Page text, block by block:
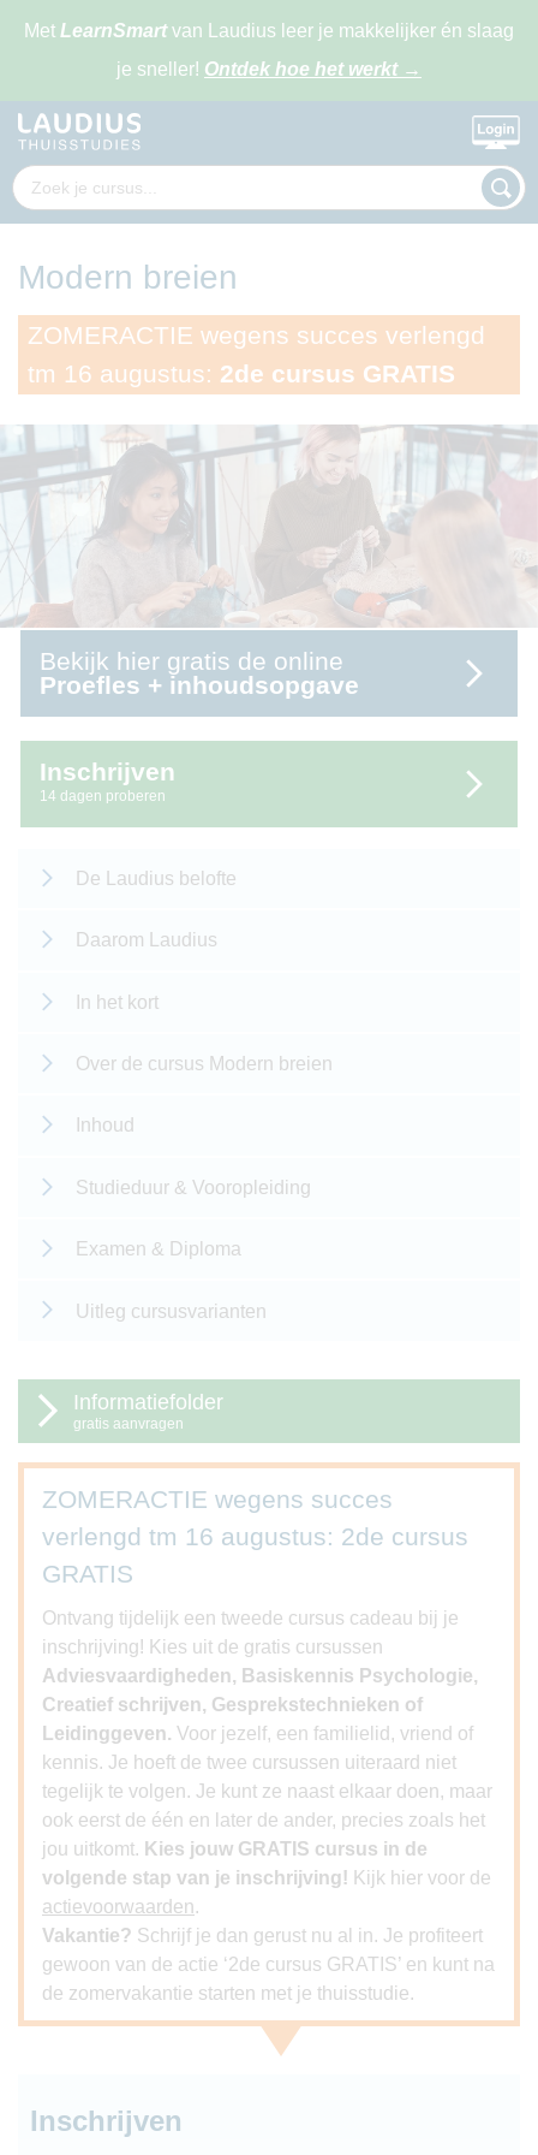
Met LearnSmartvan Laudius leer je makkelijker én slaag
je sneller! Ontdek hoe het werkt →
Modern breien
ZOMERACTIE wegens succes verlengd
tm 16 augustus: 2de cursus GRATIS
Bekijk hier gratis de online
Proefles + inhoudsopgave
Inschrijven
14 dagen proberen
De Laudius belofte
Daarom Laudius
In het kort
Over de cursus Modern breien
Inhoud
Studieduur & Vooropleiding
Examen & Diploma
Uitleg cursusvarianten
Informatiefolder
gratis aanvragen
ZOMERACTIE wegens succes
verlengd tm 16 augustus: 2de cursus
GRATIS
Ontvang tijdelijk een tweede cursus cadeau bij je
inschrijving! Kies uit de gratis cursussen
Adviesvaardigheden, Basiskennis Psychologie,
Creatief schrijven, Gesprekstechnieken of
Leidinggeven. Voor jezelf, een familielid, vriend of
kennis. Je hoeft de twee cursussen uiteraard niet
tegelijk te volgen. Je kunt ze naast elkaar doen, maar
ook eerst de één en later de ander, precies zoals het
jou uitkomt. Kies jouw GRATIS cursus in de
volgende stap van je inschrijving! Kijk hier voor de
actievoorwaarden.
Vakantie? Schrijf je dan gerust nu al in. Je profiteert
gewoon van de actie ‘2de cursus GRATIS’ en kunt na
de zomervakantie starten met je thuisstudie.
Inschrijven